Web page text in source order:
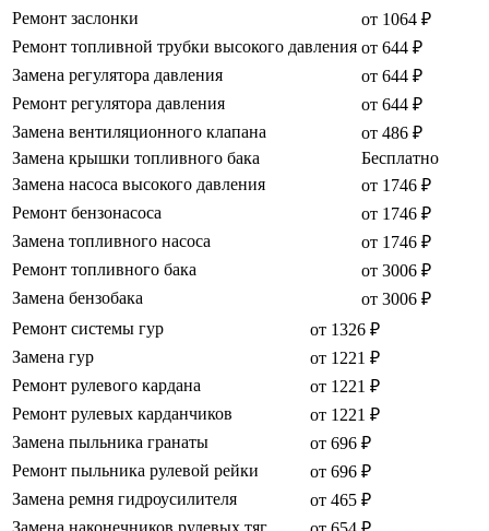
Ремонт заслонки
от 1064 ₽
Ремонт топливной трубки высокого давления от 644 ₽
Замена регулятора давления
от 644 ₽
Ремонт регулятора давления
от 644 ₽
Замена вентиляционного клапана
от 486 ₽
Замена крышки топливного бака
Бесплатно
Замена насоса высокого давления
от 1746 ₽
Ремонт бензонасоса
от 1746 ₽
Замена топливного насоса
от 1746 ₽
Ремонт топливного бака
от 3006 ₽
Замена бензобака
от 3006 ₽
Ремонт системы гур
от 1326 ₽
Замена гур
от 1221 ₽
Ремонт рулевого кардана
от 1221 ₽
Ремонт рулевых карданчиков
от 1221 ₽
Замена пыльника гранаты
от 696 ₽
Ремонт пыльника рулевой рейки
от 696 ₽
Замена ремня гидроусилителя
от 465 ₽